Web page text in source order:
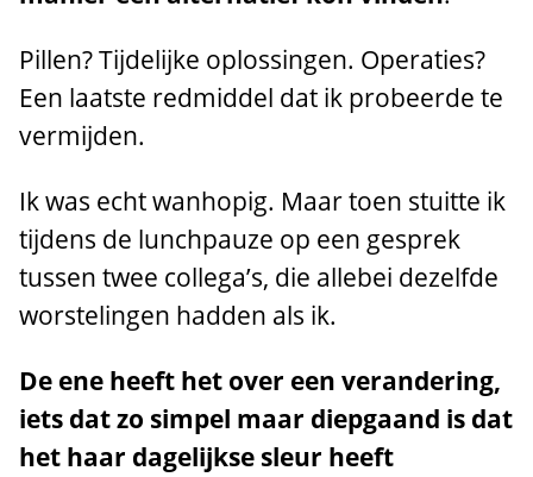
Pillen? Tijdelijke oplossingen. Operaties?
Een laatste redmiddel dat ik probeerde te
vermijden.
Ik was echt wanhopig. Maar toen stuitte ik
tijdens de lunchpauze op een gesprek
tussen twee collega’s, die allebei dezelfde
worstelingen hadden als ik.
De ene heeft het over een verandering,
iets dat zo simpel maar diepgaand is dat
het haar dagelijkse sleur heeft